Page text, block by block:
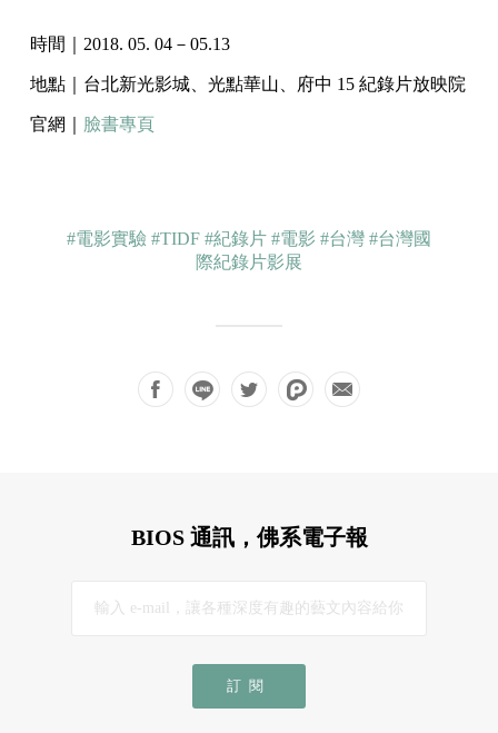
時間｜2018. 05. 04－05.13
地點｜台北新光影城、光點華山、府中 15 紀錄片放映院
官網｜ 臉書專頁
#電影實驗 #TIDF #紀錄片 #電影 #台灣 #台灣國
際紀錄片影展
BIOS 通訊，佛系電子報
訂閱